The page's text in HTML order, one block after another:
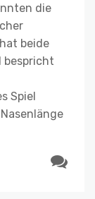
die
beide
bespricht
Spiel